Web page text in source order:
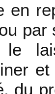
en
par
le
du